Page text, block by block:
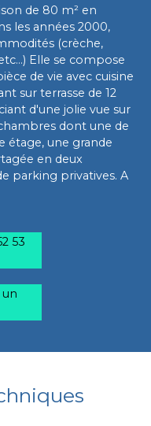
de 80 m² en
les années 2000,
(crèche,
Elle se compose
de vie avec cuisine
sur terrasse de 12
d'une jolie vue sur
dont une de
étage, une grande
en deux
parking privatives. A
53